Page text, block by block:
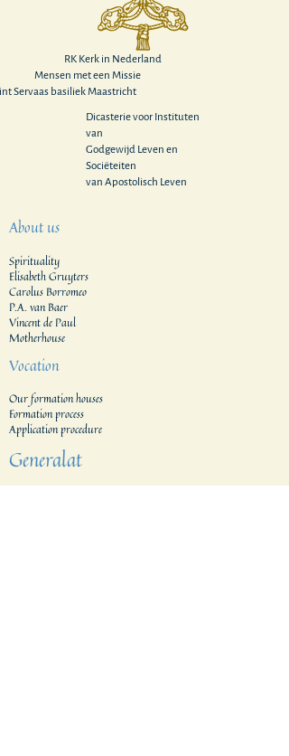
RK Kerk in Nederland
Mensen met een Missie
Servaas basiliek Maastricht
Dicasterie voor Instituten
van
Godgewijd Leven en
Sociëteiten
van Apostolisch Leven
About us
Spirituality
Elisabeth Gruyters
Carolus Borromeo
P.A. van Baer
Vincent de Paul
Motherhouse
Vocation
Our formation houses
Formation process
Application procedure​
Generalat